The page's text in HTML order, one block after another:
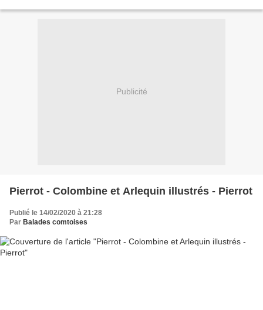
Publicité
Pierrot - Colombine et Arlequin illustrés - Pierrot
Publié le 14/02/2020 à 21:28
Par Balades comtoises